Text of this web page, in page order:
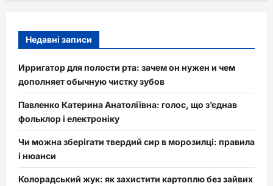
Недавні записи
Ирригатор для полости рта: зачем он нужен и чем
дополняет обычную чистку зубов
Павленко Катерина Анатоліївна: голос, що з’єднав
фольклор і електроніку
Чи можна зберігати твердий сир в морозилці: правила
і нюанси
Колорадський жук: як захистити картоплю без зайвих